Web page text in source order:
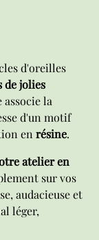
d'oreilles
de jolies
la
d'un motif
en résine.
atelier en
sur vos
audacieuse et
léger,